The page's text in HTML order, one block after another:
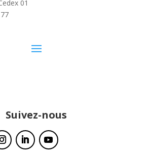
01
Suivez-nous